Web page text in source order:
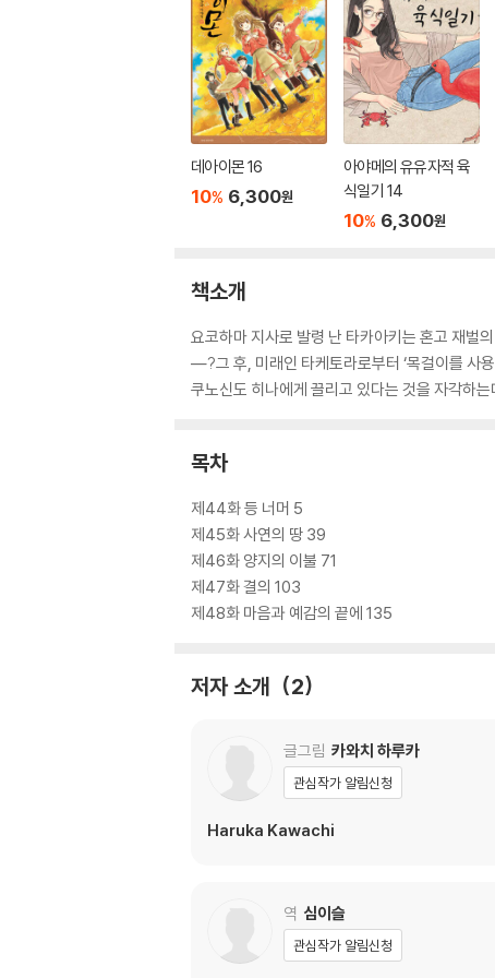
데아이몬 16
10% 6,300원
아야메의 유유자적 육
식일기 14
10% 6,300원
책소개
요코하마 지사로 발령 난 타카아키는 혼고 재벌
―?그 후, 미래인 타케토라로부터 ‘목걸이를 사
쿠노신도 히나에게 끌리고 있다는 것을 자각하
목차
제44화 등 너머 5
제45화 사연의 땅 39
제46화 양지의 이불 71
제47화 결의 103
제48화 마음과 예감의 끝에 135
저자 소개 2
글그림 카와치 하루카
관심작가 알림신청
Haruka Kawachi
역 심이슬
관심작가 알림신청